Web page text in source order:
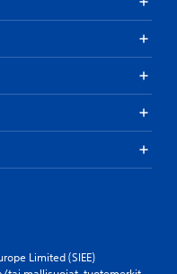
Limited (SIEE)